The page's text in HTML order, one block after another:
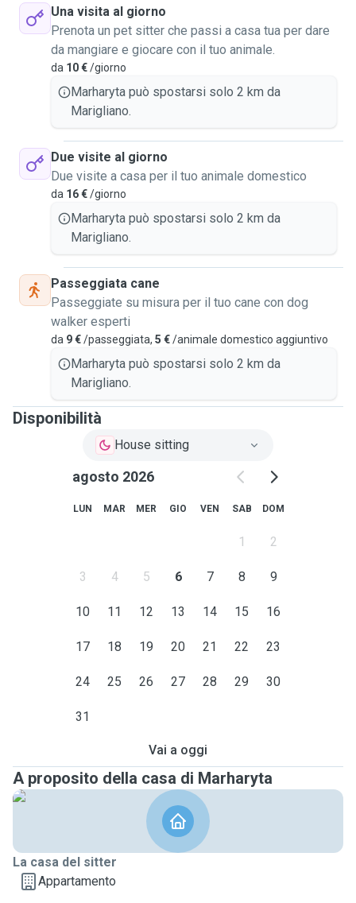
Sono di origine ucraina, ma abito in Italia da più di vent'anni,
quindi la lingua non è un problema.
Sono disponibile per qualsiasi dubbio o chiarimento
necessario.
Non sono automunita, quindi accetto solamente lavori vicini
o facilmente raggiungibili.
Una visita al giorno
Prenota un pet sitter che passi a casa tua per dare
da mangiare e giocare con il tuo animale.
da 10 €/giorno
Marharyta può spostarsi solo 2 km da
Marigliano.
Due visite al giorno
Due visite a casa per il tuo animale domestico
da 16 €/giorno
Marharyta può spostarsi solo 2 km da
Marigliano.
Passeggiata cane
Passeggiate su misura per il tuo cane con dog
walker esperti
da 9 €/passeggiata, 5 €/animale domestico aggiuntivo
Marharyta può spostarsi solo 2 km da
Marigliano.
Disponibilità
House sitting
agosto 2026
LUN MAR MER GIO VEN SAB DOM
1 2
3 4 5 6 7 8 9
10 11 12 13 14 15 16
17 18 19 20 21 22 23
24 25 26 27 28 29 30
31
Vai a oggi
A proposito della casa di Marharyta
La casa del sitter
Appartamento